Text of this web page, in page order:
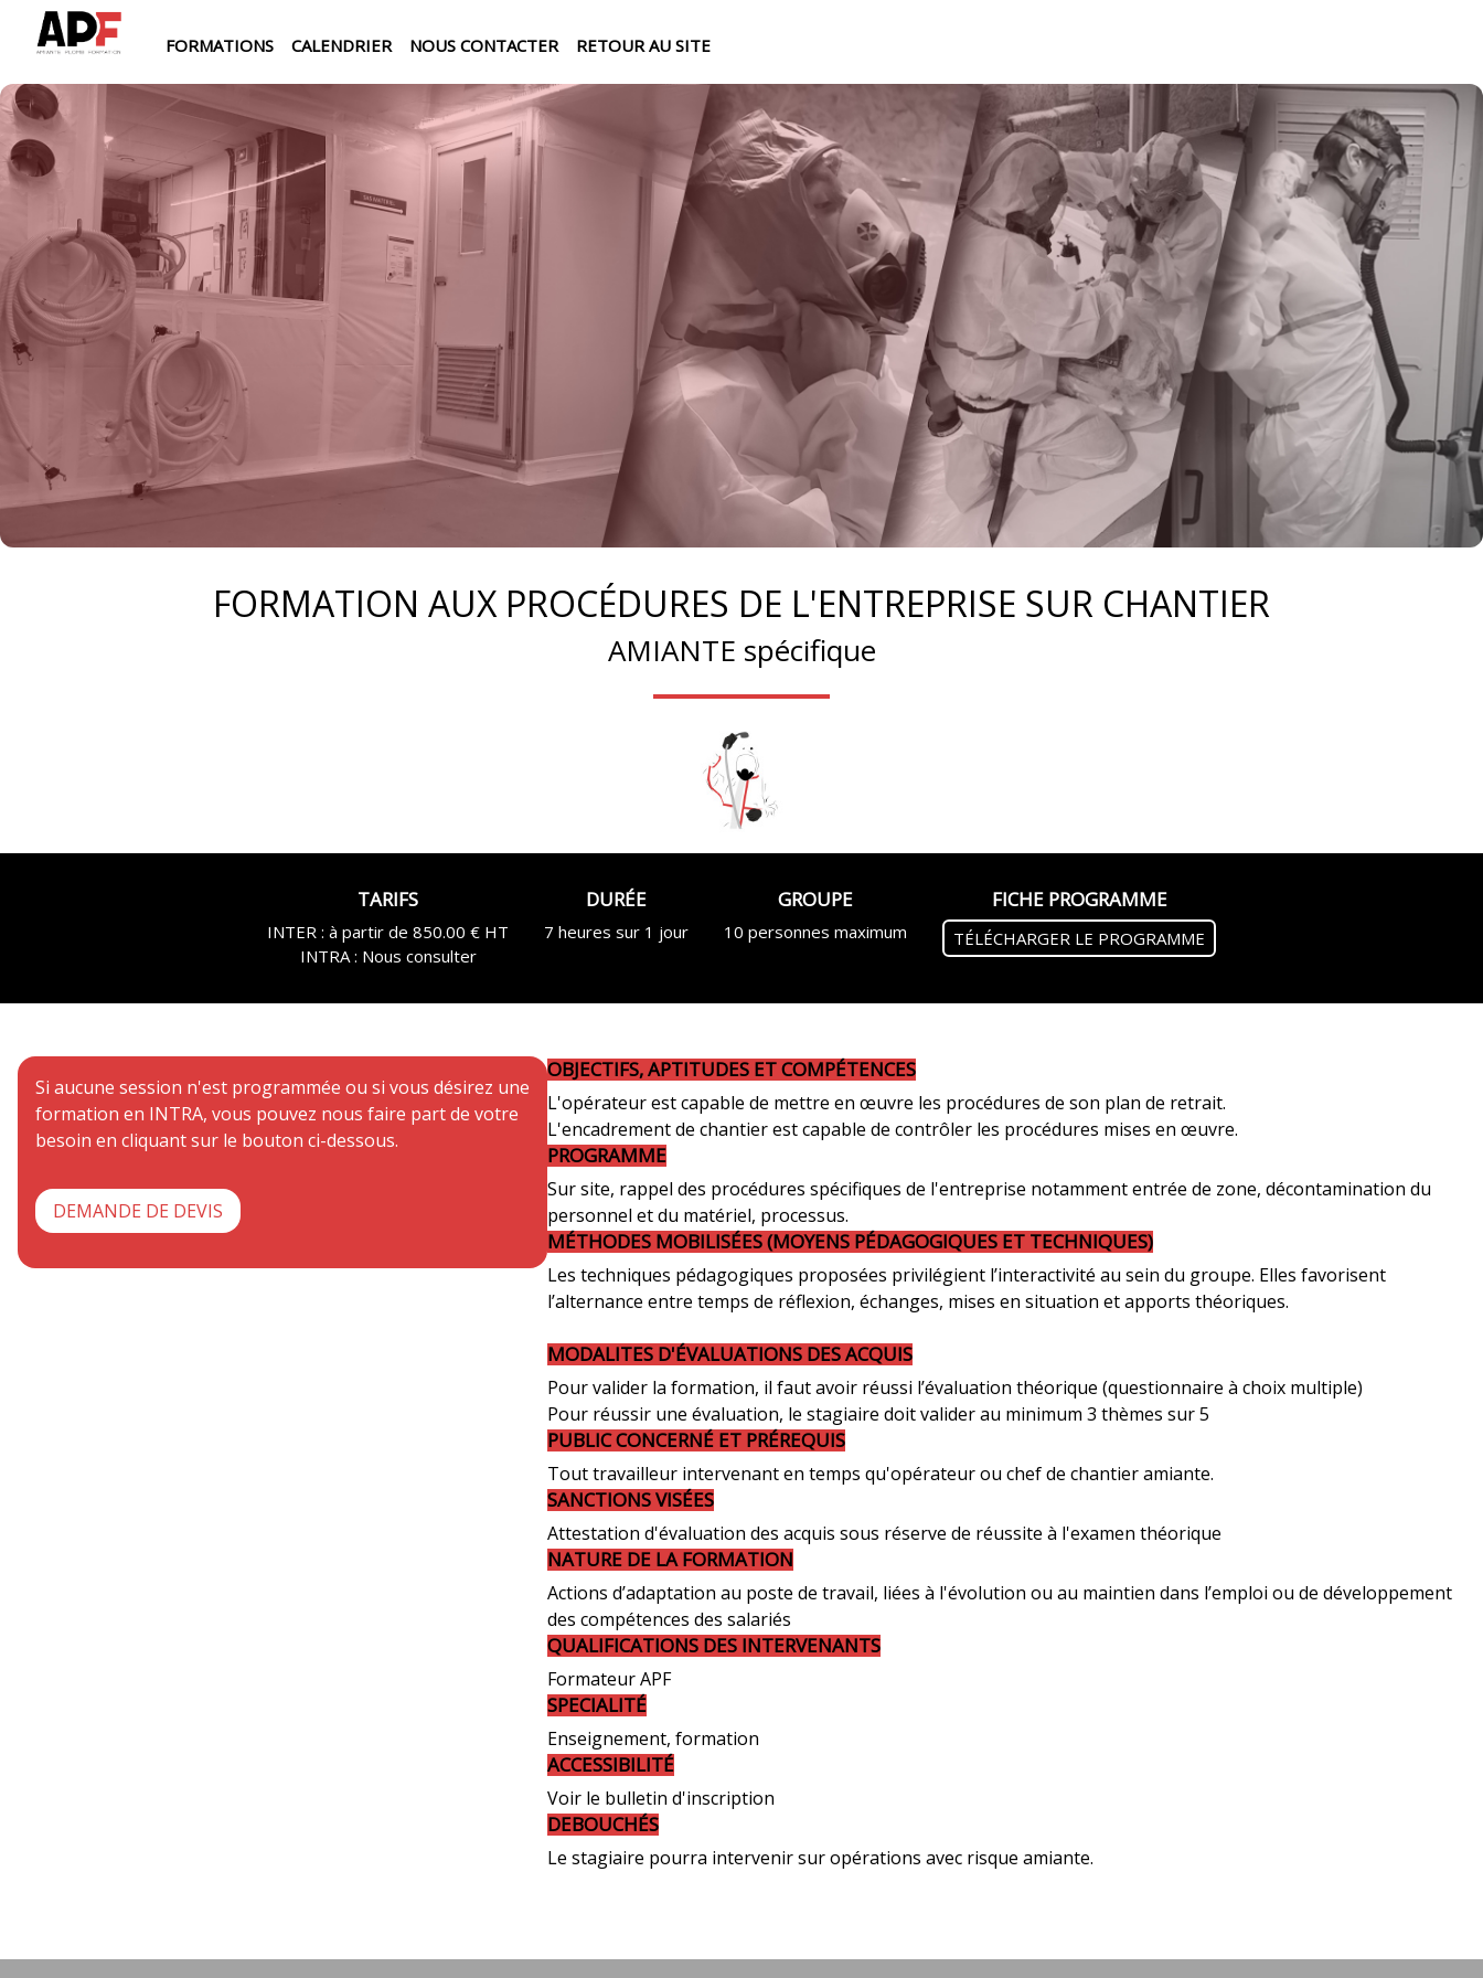
FORMATIONS CALENDRIER NOUS CONTACTER RETOUR AU SITE
FORMATION AUX PROCÉDURES DE L'ENTREPRISE SUR CHANTIER
AMIANTE spécifique
TARIFS
INTER : à partir de 850.00 € HT
INTRA : Nous consulter
DURÉE
7 heures sur 1 jour
GROUPE
10 personnes maximum
FICHE PROGRAMME
TÉLÉCHARGER LE PROGRAMME
Si aucune session n'est programmée ou si vous désirez une
formation en INTRA, vous pouvez nous faire part de votre
besoin en cliquant sur le bouton ci-dessous.
DEMANDE DE DEVIS
OBJECTIFS, APTITUDES ET COMPÉTENCES
L'opérateur est capable de mettre en œuvre les procédures de son plan de retrait.
L'encadrement de chantier est capable de contrôler les procédures mises en œuvre.
PROGRAMME
Sur site, rappel des procédures spécifiques de l'entreprise notamment entrée de zone, décontamination du
personnel et du matériel, processus.
MÉTHODES MOBILISÉES (MOYENS PÉDAGOGIQUES ET TECHNIQUES)
Les techniques pédagogiques proposées privilégient l’interactivité au sein du groupe. Elles favorisent
l’alternance entre temps de réflexion, échanges, mises en situation et apports théoriques.
MODALITES D'ÉVALUATIONS DES ACQUIS
Pour valider la formation, il faut avoir réussi l’évaluation théorique (questionnaire à choix multiple)
Pour réussir une évaluation, le stagiaire doit valider au minimum 3 thèmes sur 5
PUBLIC CONCERNÉ ET PRÉREQUIS
Tout travailleur intervenant en temps qu'opérateur ou chef de chantier amiante.
SANCTIONS VISÉES
Attestation d'évaluation des acquis sous réserve de réussite à l'examen théorique
NATURE DE LA FORMATION
Actions d’adaptation au poste de travail, liées à l'évolution ou au maintien dans l’emploi ou de développement
des compétences des salariés
QUALIFICATIONS DES INTERVENANTS
Formateur APF
SPECIALITÉ
Enseignement, formation
ACCESSIBILITÉ
Voir le bulletin d'inscription
DEBOUCHÉS
Le stagiaire pourra intervenir sur opérations avec risque amiante.